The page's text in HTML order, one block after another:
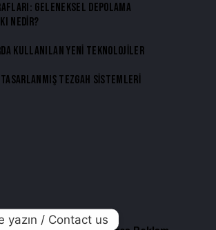
GELENEKSEL DEPOLAMA
NEDIR?
KULLANILAN YENI TEKNOLOJILER
TEZGAH SISTEMLERI
yazın / Contact us